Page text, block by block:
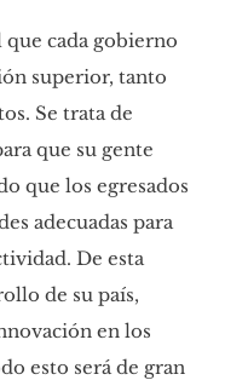
cada gobierno
superior, tanto
Se trata de
que su gente
que los egresados
adecuadas para
De esta
de su país,
en los
esto será de gran